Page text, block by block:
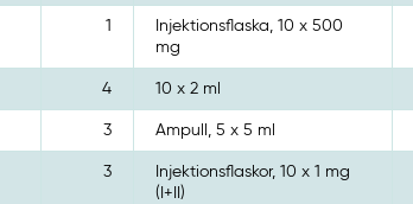
1
Injektionsflaska, 10 x 500
mg
4 10 x 2 ml
3 Ampull, 5 x 5 ml
3
Injektionsflaskor, 10 x 1 mg
(I+II)